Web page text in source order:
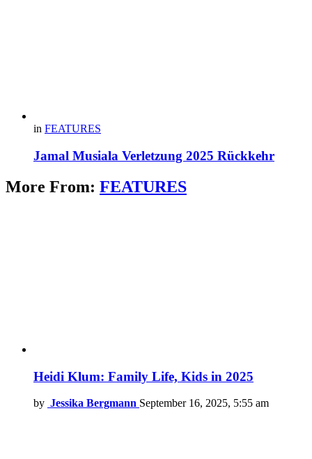
in FEATURES
Jamal Musiala Verletzung 2025 Rückkehr
More From: FEATURES
Heidi Klum: Family Life, Kids in 2025
by Jessika Bergmann September 16, 2025, 5:55 am